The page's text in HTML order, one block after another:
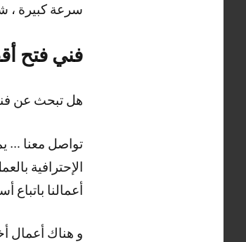
سرعة كبيرة ،
فني فتح
هل تبحث عن
تواصل معنا …
الإحترافية
أعمالنا
و هناك أعمال